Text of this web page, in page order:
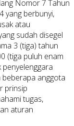
Nomor 7 Tahun
yang berbunyi,
atau
sudah disegel
3 (tiga) tahun
(tiga puluh enam
penyelenggara
beberapa anggota
prinsip
tugas,
aturan